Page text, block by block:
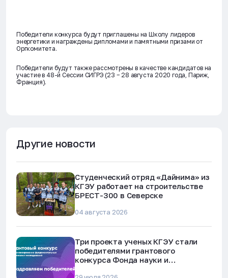
Победители конкурса будут приглашены на Школу лидеров
энергетики и награждены дипломами и памятными призами от
Оргкомитета.
Победители будут также рассмотрены в качестве кандидатов на
участие в 48-й Сессии СИГРЭ (23 − 28 августа 2020 года, Париж,
Франция).
Другие новости
Студенческий отряд «Дайнима» из
КГЭУ работает на строительстве
БРЕСТ-300 в Северске
04 августа 2026
Три проекта ученых КГЭУ стали
победителями грантового
конкурса Фонда науки и